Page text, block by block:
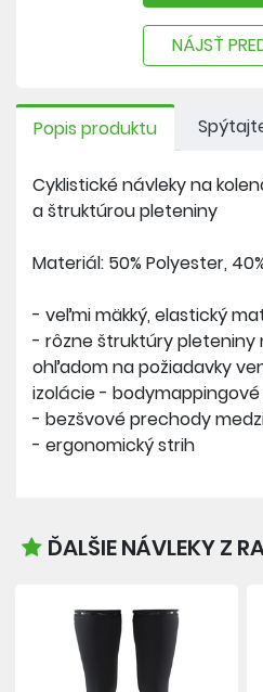
NÁJSŤ
Popis produktu
Cyklistické návleky na
a štruktúrou pleteniny
Materiál: 50% Polyester,
- veľmi mäkký, elastický
- rôzne štruktúry pleteniny
ohľadom na požiadavky
izolácie -
- bezšvové prechody
- ergonomický strih
ĎALŠIE NÁVLEKY Z